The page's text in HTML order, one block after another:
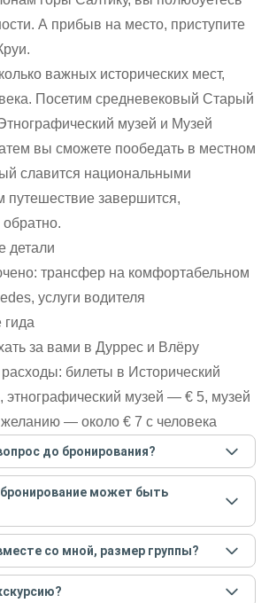
А прибыв на место, приступите
важных исторических мест,
Посетим средневековый Старый
музей и Музей
вы сможете пообедать в местном
славится национальными
путешествие завершится,
детали
трансфер на комфортабельном
услуги водителя
за вами в Дуррес и Влёру
билеты в Исторический
музей — € 5, музей
— около € 7 с человека
до бронирования?
по ссылке «Задать вопрос» и
при этом не нужно. Сначала
интересующие вас вопросы и после
экскурсию.Задать вопрос.
бронирование может быть
погодных условий,
на кораблике, а по прогнозу
сильный ветер. При этом гид
об отмене, а мы вернем предоплату на
со мной, размер группы?
гид проведет встречу
вашей компании. Если групповая — на